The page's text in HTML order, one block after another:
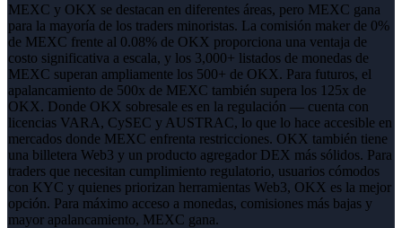
MEXC y OKX se destacan en diferentes áreas, pero MEXC gana
para la mayoría de los traders minoristas. La comisión maker de 0%
de MEXC frente al 0.08% de OKX proporciona una ventaja de
costo significativa a escala, y los 3,000+ listados de monedas de
MEXC superan ampliamente los 500+ de OKX. Para futuros, el
apalancamiento de 500x de MEXC también supera los 125x de
OKX. Donde OKX sobresale es en la regulación — cuenta con
licencias VARA, CySEC y AUSTRAC, lo que lo hace accesible en
mercados donde MEXC enfrenta restricciones. OKX también tiene
una billetera Web3 y un producto agregador DEX más sólidos. Para
traders que necesitan cumplimiento regulatorio, usuarios cómodos
con KYC y quienes priorizan herramientas Web3, OKX es la mejor
opción. Para máximo acceso a monedas, comisiones más bajas y
mayor apalancamiento, MEXC gana.